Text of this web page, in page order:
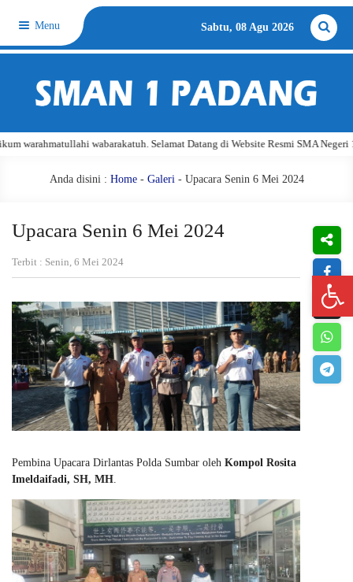
Menu Sabtu, 08 Agu 2026
Selamat Datang di Website Resmi SMA Negeri 1 Padang.
Anda disini : Home- Galeri- Upacara Senin 6 Mei 2024
Upacara Senin 6 Mei 2024
Terbit : Senin, 6 Mei 2024
Pembina Upacara Dirlantas Polda Sumbar oleh Kompol Rosita
Imeldaifadi, SH, MH.